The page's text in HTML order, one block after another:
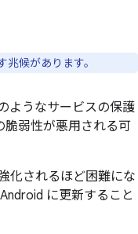
候があります。
ようなサービスの保護
脆弱性が悪用される可
化されるほど困難にな
に更新すること